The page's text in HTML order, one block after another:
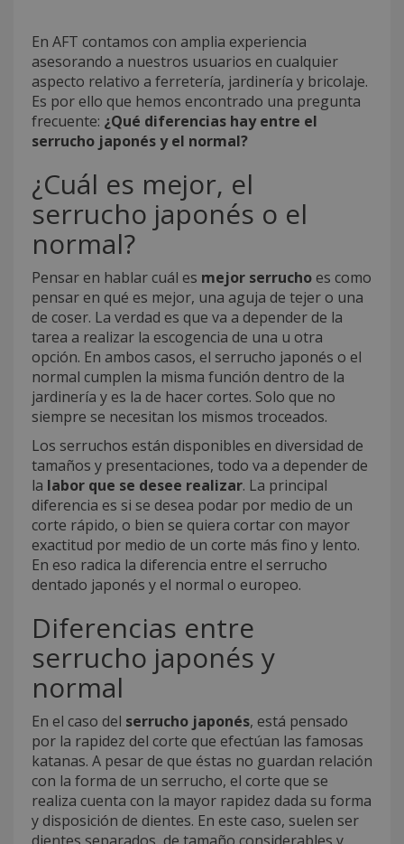
En AFT contamos con amplia experiencia
asesorando a nuestros usuarios en cualquier
aspecto relativo a ferretería, jardinería y bricolaje.
Es por ello que hemos encontrado una pregunta
frecuente: ¿Qué diferencias hay entre el
serrucho japonés y el normal?
¿Cuál es mejor, el
serrucho japonés o el
normal?
Pensar en hablar cuál es mejor serruchoes como
pensar en qué es mejor, una aguja de tejer o una
de coser. La verdad es que va a depender de la
tarea a realizar la escogencia de una u otra
opción. En ambos casos, el serrucho japonés o el
normal cumplen la misma función dentro de la
jardinería y es la de hacer cortes. Solo que no
siempre se necesitan los mismos troceados.
Los serruchos están disponibles en diversidad de
tamaños y presentaciones, todo va a depender de
la labor que se desee realizar. La principal
diferencia es si se desea podar por medio de un
corte rápido, o bien se quiera cortar con mayor
exactitud por medio de un corte más fino y lento.
En eso radica la diferencia entre el serrucho
dentado japonés y el normal o europeo.
Diferencias entre
serrucho japonés y
normal
En el caso del serrucho japonés, está pensado
por la rapidez del corte que efectúan las famosas
katanas. A pesar de que éstas no guardan relación
con la forma de un serrucho, el corte que se
realiza cuenta con la mayor rapidez dada su forma
y disposición de dientes. En este caso, suelen ser